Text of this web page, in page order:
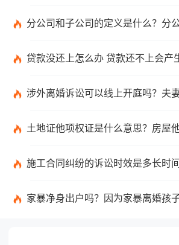
分公司和子公司的定义是什么？分公司和子公司的区别在哪
贷款没还上怎么办 贷款还不上会产生的后
涉外离婚诉讼可以线上开庭吗？夫妻一方在国外一方在国内可以离
土地证他项权证是什么意思？房屋他项权证能当房产
施工合同纠纷的诉讼时效是多长时间 建筑合同纠纷的诉讼费谁
家暴净身出户吗？因为家暴离婚孩子怎么